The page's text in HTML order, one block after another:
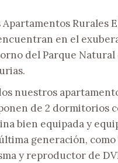
Apartamentos Rurales
en el
del Parque Natural
nuestros
de 2 dormitorios
bien equipada y
generación, como
y reproductor de